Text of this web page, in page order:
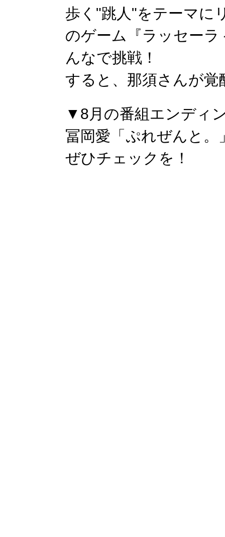
歩く"跳人"をテーマに
のゲーム『ラッセーラ
んなで挑戦！
すると、那須さんが覚
▼8月の番組エンディ
冨岡愛「ぷれぜんと。
ぜひチェックを！